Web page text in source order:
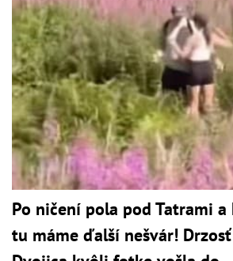
Po ničení pola pod Tatrami a
tu máme ďalší nešvár!